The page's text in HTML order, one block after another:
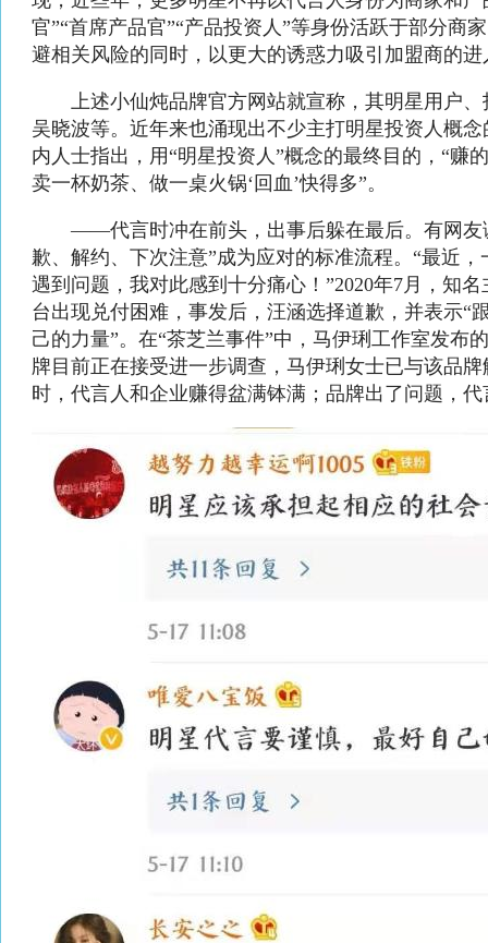
官”“首席产品官”“产品投资人”等身份活跃于部分商
避相关风险的同时，以更大的诱惑力吸引加盟商的进
上述小仙炖品牌官方网站就宣称，其明星用户、
吴晓波等。近年来也涌现出不少主打明星投资人概
内人士指出，用“明星投资人”概念的最终目的，“赚
卖一杯奶茶、做一桌火锅‘回血’快得多”。
——代言时冲在前头，出事后躲在最后。有网友
歉、解约、下次注意”成为应对的标准流程。“最近，
遇到问题，我对此感到十分痛心！”2020年7月，知
台出现兑付困难，事发后，汪涵选择道歉，并表示“
己的力量”。在“茶芝兰事件”中，马伊琍工作室发布
牌目前正在接受进一步调查，马伊琍女士已与该品
时，代言人和企业赚得盆满钵满；品牌出了问题，